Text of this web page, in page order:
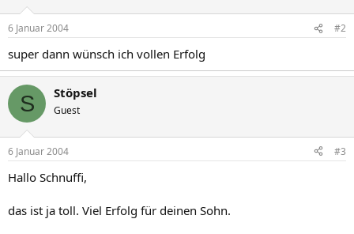
6 Januar 2004 #2
super dann wünsch ich vollen Erfolg
S Stöpsel
Guest
6 Januar 2004 #3
Hallo Schnuffi,
das ist ja toll. Viel Erfolg für deinen Sohn.